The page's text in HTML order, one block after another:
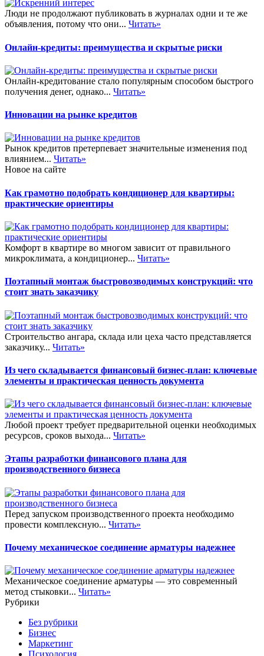
Люди не продолжают публиковать в журналах одни и те же
объявления, потому что они... Читать»
Онлайн-кредиты: преимущества и скрытые риски
Онлайн-кредитование стало популярным способом быстрого
получения денег, однако... Читать»
Инновации на рынке кредитов
Рынок кредитов претерпевает значительные изменения под
влиянием... Читать»
Новое на сайте
Как грамотно подобрать кондиционер для квартиры:
практические ориентиры
Комфорт в квартире во многом зависит от правильного
микроклимата, а кондиционер... Читать»
Поэтапный монтаж быстровозводимых конструкций: что
стоит знать заказчику
Строительство ангара, склада или цеха часто представляется
заказчику... Читать»
Из чего складывается финансовый бизнес-план: ключевые
элементы и практическая ценность документа
Любой проект требует предварительной оценки необходимых
ресурсов, сроков выхода... Читать»
Этапы разработки финансового плана для
производственного бизнеса
Перед запуском производственного проекта необходимо
провести комплексную... Читать»
Почему механическое соединение арматуры надежнее
Механическое соединение арматуры — это современный
метод стыковки... Читать»
Рубрики
Без рубрики
Бизнес
Маркетинг
Психология